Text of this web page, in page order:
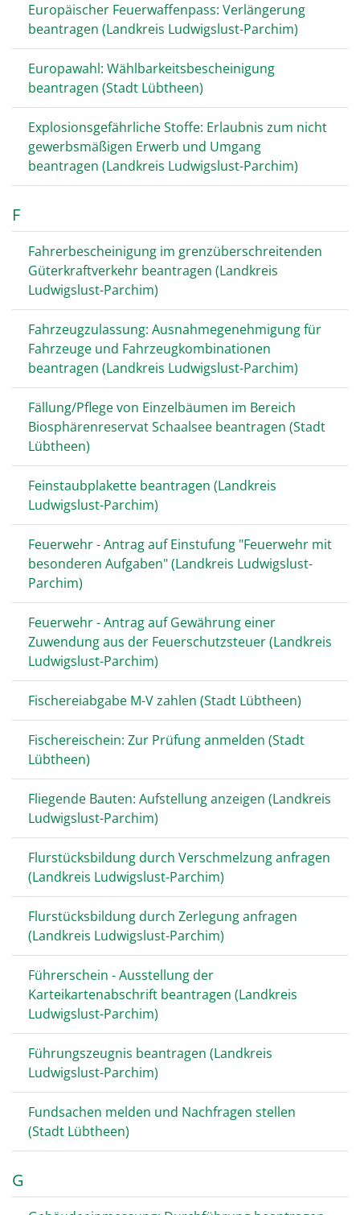
Europäischer Feuerwaffenpass: Verlängerung
beantragen (Landkreis Ludwigslust-Parchim)
Europawahl: Wählbarkeitsbescheinigung
beantragen (Stadt Lübtheen)
Explosionsgefährliche Stoffe: Erlaubnis zum nicht
gewerbsmäßigen Erwerb und Umgang
beantragen (Landkreis Ludwigslust-Parchim)
F
Fahrerbescheinigung im grenzüberschreitenden
Güterkraftverkehr beantragen (Landkreis
Ludwigslust-Parchim)
Fahrzeugzulassung: Ausnahmegenehmigung für
Fahrzeuge und Fahrzeugkombinationen
beantragen (Landkreis Ludwigslust-Parchim)
Fällung/Pflege von Einzelbäumen im Bereich
Biosphärenreservat Schaalsee beantragen (Stadt
Lübtheen)
Feinstaubplakette beantragen (Landkreis
Ludwigslust-Parchim)
Feuerwehr - Antrag auf Einstufung "Feuerwehr mit
besonderen Aufgaben" (Landkreis Ludwigslust-
Parchim)
Feuerwehr - Antrag auf Gewährung einer
Zuwendung aus der Feuerschutzsteuer (Landkreis
Ludwigslust-Parchim)
Fischereiabgabe M-V zahlen (Stadt Lübtheen)
Fischereischein: Zur Prüfung anmelden (Stadt
Lübtheen)
Fliegende Bauten: Aufstellung anzeigen (Landkreis
Ludwigslust-Parchim)
Flurstücksbildung durch Verschmelzung anfragen
(Landkreis Ludwigslust-Parchim)
Flurstücksbildung durch Zerlegung anfragen
(Landkreis Ludwigslust-Parchim)
Führerschein - Ausstellung der
Karteikartenabschrift beantragen (Landkreis
Ludwigslust-Parchim)
Führungszeugnis beantragen (Landkreis
Ludwigslust-Parchim)
Fundsachen melden und Nachfragen stellen
(Stadt Lübtheen)
G